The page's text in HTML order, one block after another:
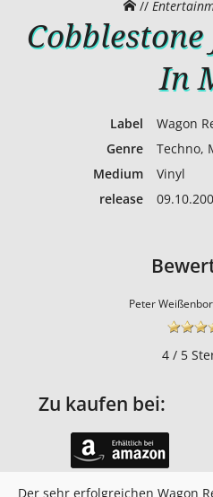
//
In
Label
Wagon
Genre
Techno,
Medium
Vinyl
release
Peter
4 / 5
Zu kaufen bei:
Der sehr erfolgreichen Wagon